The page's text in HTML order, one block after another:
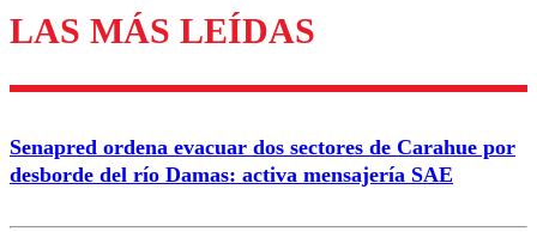
Enviar comentario
LAS MÁS LEÍDAS
Senapred ordena evacuar dos sectores de Carahue por
desborde del río Damas: activa mensajería SAE